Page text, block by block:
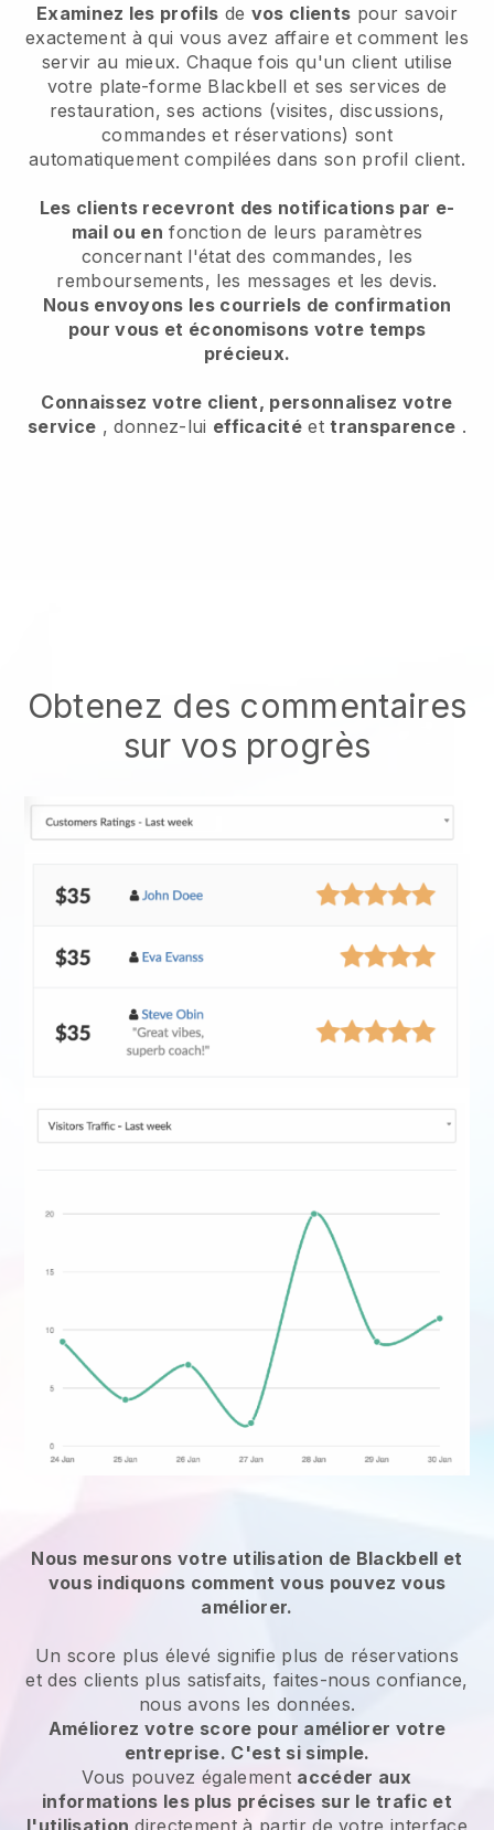
Examinez les profils de vos clients pour savoir
exactement à qui vous avez affaire et comment les
servir au mieux. Chaque fois qu'un client utilise
votre plate-forme Blackbell et ses services de
restauration, ses actions (visites, discussions,
commandes et réservations) sont
automatiquement compilées dans son profil client.
Les clients recevront des notifications par e-
mail ou en fonction de leurs paramètres
concernant l'état des commandes, les
remboursements, les messages et les devis.
Nous envoyons les courriels de confirmation
pour vous et économisons votre temps
précieux.
Connaissez votre client, personnalisez votre
service , donnez-lui efficacité ettransparence .
Obtenez des commentaires
sur vos progrès
Nous mesurons votre utilisation de Blackbell et
vous indiquons comment vous pouvez vous
améliorer.
Un score plus élevé signifie plus de réservations
et des clients plus satisfaits, faites-nous confiance,
nous avons les données.
Améliorez votre score pour améliorer votre
entreprise. C'est si simple.
Vous pouvez également accéder aux
informations les plus précises sur le trafic et
l'utilisation directement à partir de votre interface